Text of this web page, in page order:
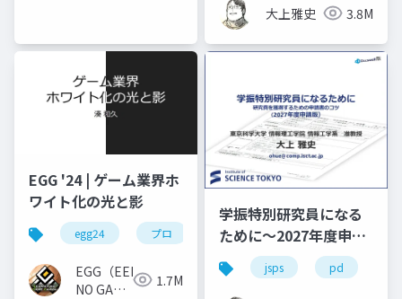
大上雅史 3.8M
EGG '24 | ゲーム業界ホ
ワイト化の光と影
egg24 プロ
EGG（EEKANJI
NO GAME
1.7M
学振特別研究員になる
ために～2027年度申請
版
jsps pd